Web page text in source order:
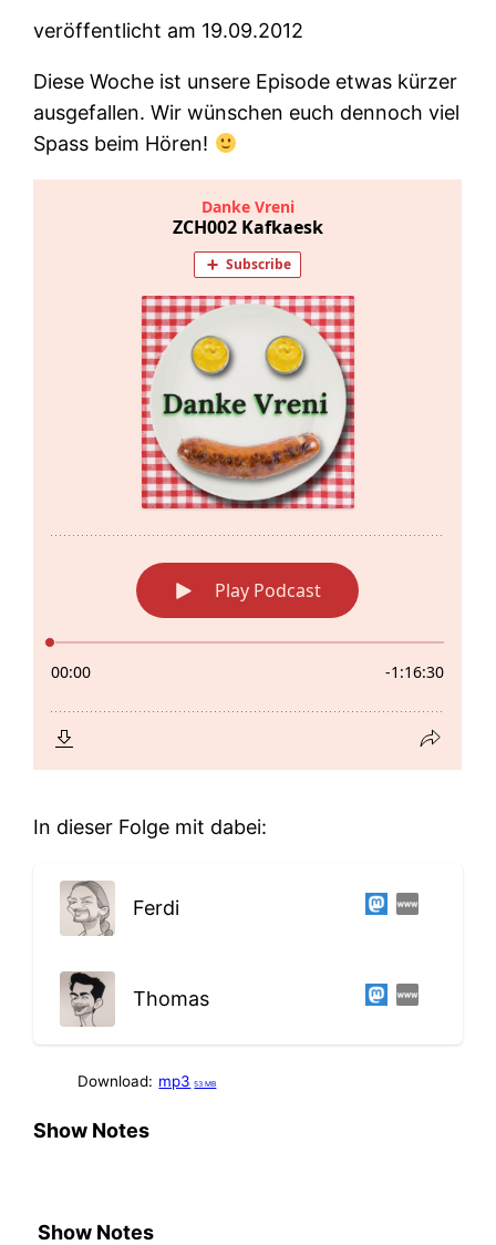
veröffentlicht am 19.09.2012
Diese Woche ist unsere Episode etwas kürzer
ausgefallen. Wir wünschen euch dennoch viel
Spass beim Hören!
In dieser Folge mit dabei:
Ferdi
Thomas
Download: mp3 53 MB
Show Notes
Show Notes